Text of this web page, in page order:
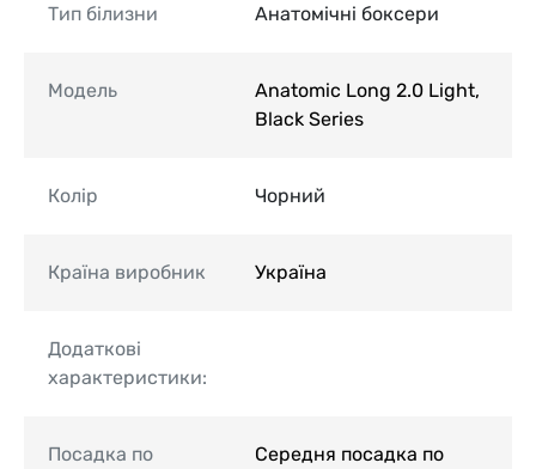
Тип білизни Анатомічні боксери
Модель
Anatomic Long 2.0 Light,
Black Series
Колір Чорний
Країна виробник Україна
Додаткові
характеристики:
Посадка по
Середня посадка по